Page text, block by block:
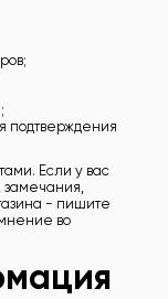
подтверждения
Если у вас
замечания,
- пишите
во